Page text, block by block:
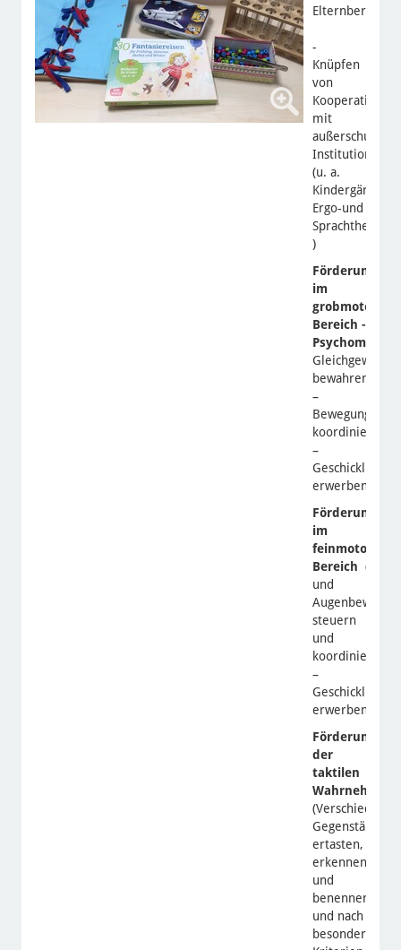
Elternberatung
-
Knüpfen
von
Kooperationen
mit
Institutionen
(u. a.
Kindergärten,
Ergo-und
)
Förderung
im
Bereich -
Psychomotorik
Gleichgewicht
bewahren
–
Bewegungen
koordinieren
–
erwerben)
Förderung
im
Bereich
und
steuern
und
koordinieren
–
erwerben)
Förderung
der
taktilen
(Verschiedene
Gegenstände
ertasten,
erkennen
und
benennen
und nach
besonderen